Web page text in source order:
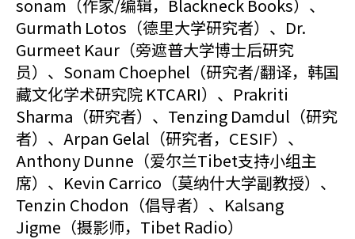
sonam（作家/编辑，Blackneck Books）、
Gurmath Lotos（德里大学研究者）、Dr.
Gurmeet Kaur（旁遮普大学博士后研究
员）、Sonam Choephel（研究者/翻译，韩国
藏文化学术研究院 KTCARI）、Prakriti
Sharma（研究者）、Tenzing Damdul（研究
者）、Arpan Gelal（研究者，CESIF）、
Anthony Dunne（爱尔兰Tibet支持小组主
席）、Kevin Carrico（莫纳什大学副教授）、
Tenzin Chodon（倡导者）、Kalsang
Jigme（摄影师，Tibet Radio）